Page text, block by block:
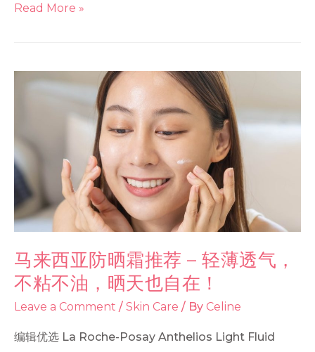
Read More »
马来西亚防晒霜推荐 – 轻薄透气，
不粘不油，晒天也自在！
Leave a Comment / Skin Care / By Celine
编辑优选 La Roche-Posay Anthelios Light Fluid